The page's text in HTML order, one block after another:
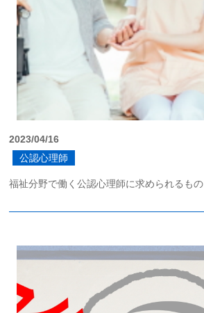
2023/04/16
公認心理師
福祉分野で働く公認心理師に求められるもの